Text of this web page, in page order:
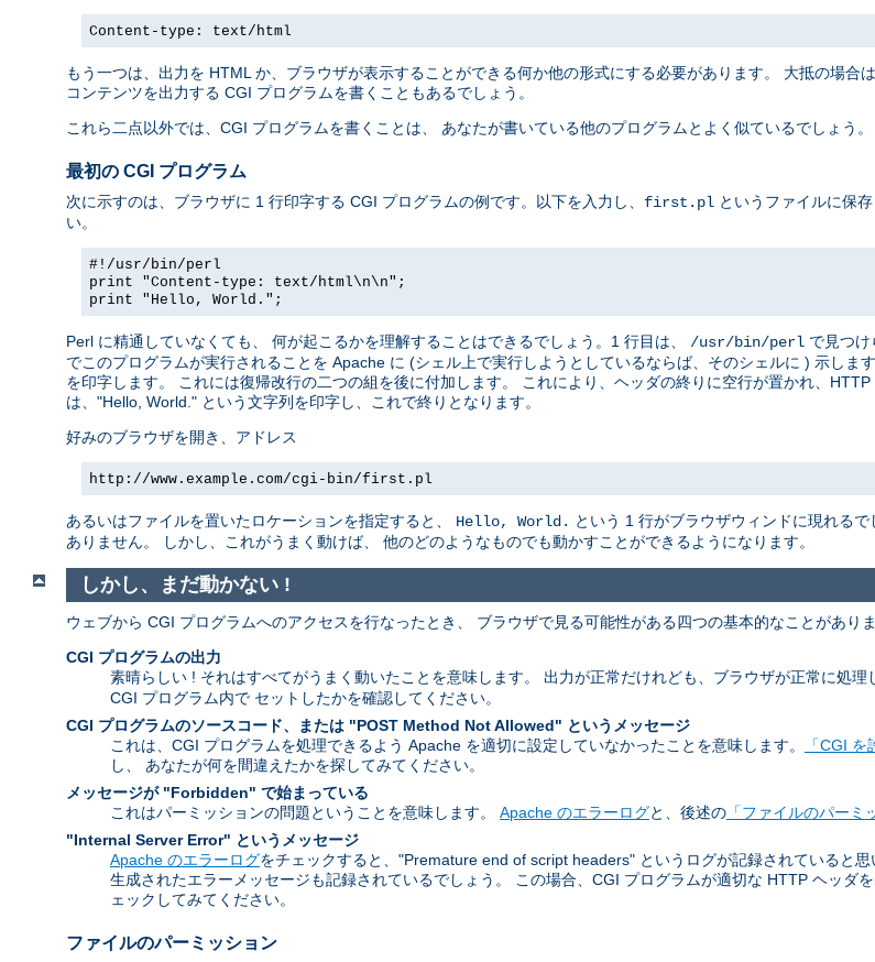
Content-type: text/html
もう一つは、出力を HTML か、ブラウザが表示することができる何か他の形式にする必要があります。 大抵の場合
コンテンツを出力する CGI プログラムを書くこともあるでしょう。
これら二点以外では、CGI プログラムを書くことは、 あなたが書いている他のプログラムとよく似ているでしょう。
最初の CGI プログラム
次に示すのは、ブラウザに 1 行印字する CGI プログラムの例です。以下を入力し、 first.pl というファイルに保
い。
#!/usr/bin/perl
print "Content-type: text/html\n\n";
print "Hello, World.";
Perl に精通していなくても、 何が起こるかを理解することはできるでしょう。1 行目は、 /usr/bin/perl で見つ
でこのプログラムが実行されることを Apache に (シェル上で実行しようとしているならば、そのシェルに ) 示しま
を印字します。 これには復帰改行の二つの組を後に付加します。 これにより、ヘッダの終りに空行が置かれ、
は、"Hello, World." という文字列を印字し、これで終りとなります。
好みのブラウザを開き、アドレス
http://www.example.com/cgi-bin/first.pl
あるいはファイルを置いたロケーションを指定すると、 Hello, World. という 1 行がブラウザウィンドに現れる
ありません。 しかし、これがうまく動けば、 他のどのようなものでも動かすことができるようになります。
しかし、まだ動かない !
ウェブから CGI プログラムへのアクセスを行なったとき、 ブラウザで見る可能性がある四つの基本的なことがあり
CGI プログラムの出力
素晴らしい ! それはすべてがうまく動いたことを意味します。 出力が正常だけれども、ブラウザが正常に処理
CGI プログラム内で セットしたかを確認してください。
CGI プログラムのソースコード、または "POST Method Not Allowed" というメッセージ
これは、CGI プログラムを処理できるよう Apache を適切に設定していなかったことを意味します。
「CGI
し、 あなたが何を間違えたかを探してみてください。
メッセージが "Forbidden" で始まっている
これはパーミッションの問題ということを意味します。 Apache のエラーログと、後述の 「ファイルのパーミ
"Internal Server Error" というメッセージ
Apache のエラーログをチェックすると、"Premature end of script headers" というログが記録されていると
生成されたエラーメッセージも記録されているでしょう。 この場合、CGI プログラムが適切な HTTP ヘッダ
ェックしてみてください。
ファイルのパーミッション